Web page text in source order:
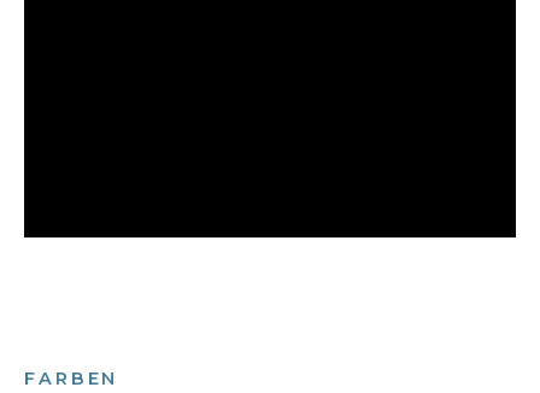
FARBEN